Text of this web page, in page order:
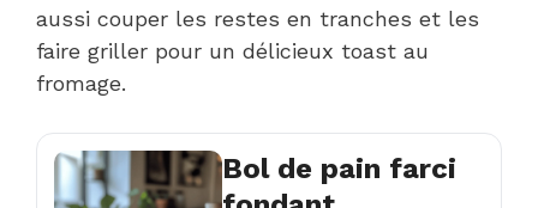
aussi couper les restes en tranches et les
faire griller pour un délicieux toast au
fromage.
Bol de pain farci